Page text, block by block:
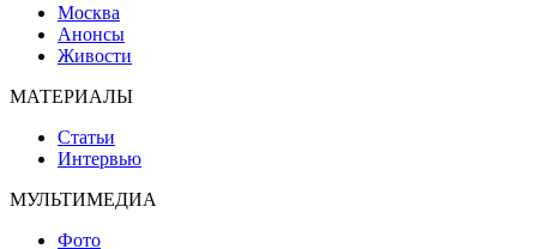
Москва
Анонсы
Живости
МАТЕРИАЛЫ
Статьи
Интервью
МУЛЬТИМЕДИА
Фото